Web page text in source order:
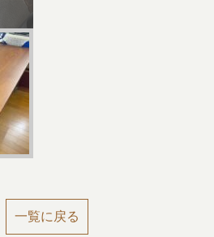
一覧に戻る